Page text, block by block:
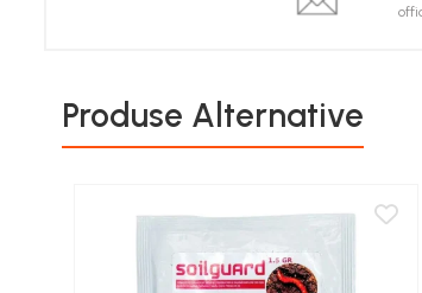
Fasole și mazăre
Semințe gazon
Produse Alternative